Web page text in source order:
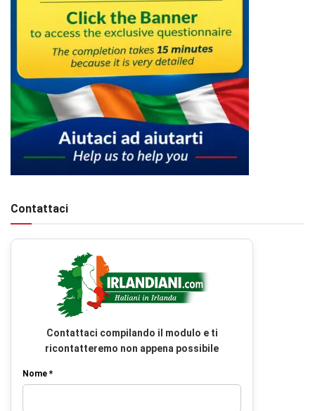
Contattaci
Contattaci compilando il modulo e ti
ricontatteremo non appena possibile
Nome *